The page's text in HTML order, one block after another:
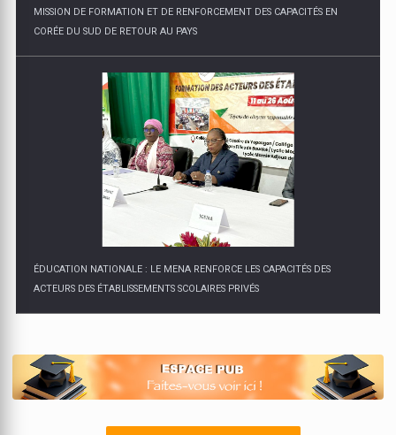
MISSION DE FORMATION ET DE RENFORCEMENT DES CAPACITÉS EN
CORÉE DU SUD DE RETOUR AU PAYS
ÉDUCATION NATIONALE : LE MENA RENFORCE LES CAPACITÉS DES
ACTEURS DES ÉTABLISSEMENTS SCOLAIRES PRIVÉS